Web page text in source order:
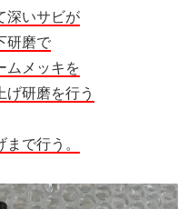
深いサビが
研磨で
ムメッキを
げ研磨を行う
で行う。